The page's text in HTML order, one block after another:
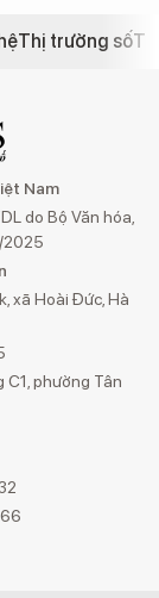
Thị trường số
Nam
do Bộ Văn hóa,
2025
xã Hoài Đức, Hà
C1, phường Tân